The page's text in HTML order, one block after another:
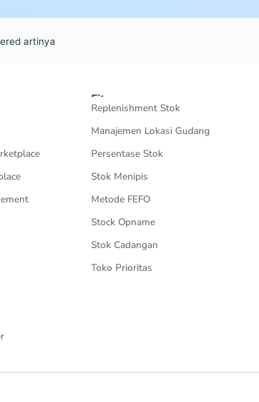
artinya
Fitur
Replenishment Stok
Manajemen Lokasi Gudang
Persentase Stok
Stok Menipis
Metode FEFO
Stock Opname
Stok Cadangan
Toko Prioritas